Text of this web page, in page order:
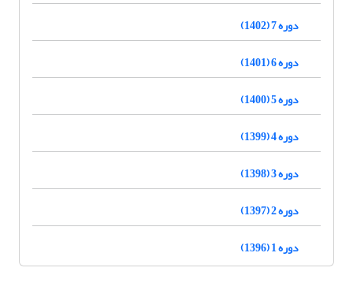
دوره 7 (1402)
دوره 6 (1401)
دوره 5 (1400)
دوره 4 (1399)
دوره 3 (1398)
دوره 2 (1397)
دوره 1 (1396)